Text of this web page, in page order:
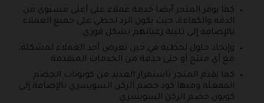
كما يوفر المتجر أيضا خدمة عملاء على أعلى مستوى من
الدقة والكفاءة، حيث يكون الرد لحظي على جميع العملاء
بالإضافة إلى تلبية رغباتهم بشكل فوري.
وإيجاد حلول لحظية في حين تعرض أحد العملاء لمشكلة،
مع أي منتج أو حتى خدمة من الخدمات المتقدمة.
كما يقدم المتجر باستمرار العديد من كوبونات الخصم
المفعلة ومنها كود خصم الركن السويسري بالإضافة إلى
كوبون خصم الركن السويسري.